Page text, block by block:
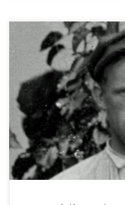
Om beurten
zondagmorgen
onderwerp uit de
een
kring, later voor wel
Schokland verwaaid
dienstjaren werd
naar Staveren;